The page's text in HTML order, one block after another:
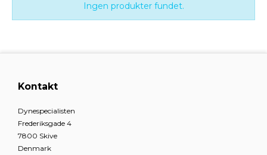
Ingen produkter fundet.
Kontakt
Dynespecialisten
Frederiksgade 4
7800 Skive
Denmark